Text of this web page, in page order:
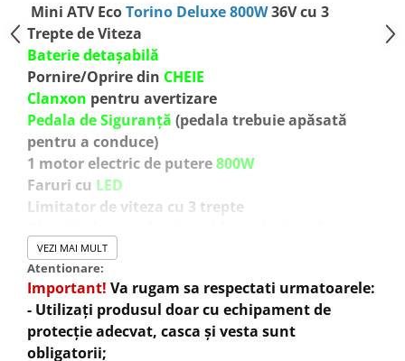
Mini ATV EcoTorino Deluxe 800W36V cu 3
Trepte de Viteza
Baterie detașabilă
Pornire/Oprire din CHEIE
Clanxon pentru avertizare
Pedala de Siguranță (pedala trebuie apăsată
pentru a conduce)
1 motor electric de putere800W
Faruri cu LED
Limitator de viteza cu 3 trepte
Aparatoare
Aparatoare
Echipata cu 3 baterii12V- 12Ah
Viteza reglabila cu cheie:
Treapta 1pana la 6 km / h
VEZI MAI MULT
Atentionare:
Important! Va rugam sa respectati urmatoarele:
- Utilizați produsul doar cu echipament de
protecție adecvat, casca și vesta sunt
obligatorii;